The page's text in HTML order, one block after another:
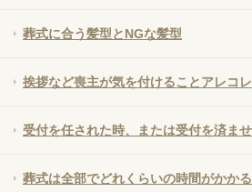
葬式に合う髪型とNGな髪型
挨拶など喪主が気を付けることアレコレ
受付を任された時、または受付を済ま
葬式は全部でどれくらいの時間がかか